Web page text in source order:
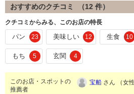
おすすめのクチコミ （12 件）
クチコミからみる、このお店の特長
パン 23 美味しい 12 生食 10
もち 5 玄関 4
このお店・スポットの
推薦者
宝船 さん （女